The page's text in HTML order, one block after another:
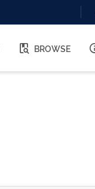
BROWSE